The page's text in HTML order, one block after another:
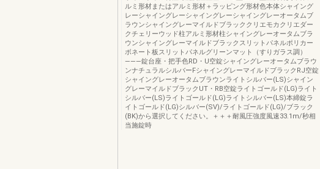
ルミ形材またはアルミ形材＋ラッピング形材色本体シャイング
レーシャイングレーシャイングレーシャイングレーオータムブ
ラウンシャイングレーマイルドブラッククリエモカクリエダー
クチェリーウッド柱アルミ形材柱シャイングレーオータムブラ
ウンシャイングレーマイルドブラックスリットパネルポリカー
ボネート板スリットパネルグリーンマット（すりガラス調）
―――錠台座・把手色RD・U空錠シャイングレーオータムブラウ
ンナチュラルシルバーFシャイングレーマイルドブラックRJ空錠
シャイングレーオータムブラウンライトシルバー(LS)シャイン
グレーマイルドブラックUT・RB空錠ライトゴールド(LG)ライト
シルバー(LS)ライトゴールド(LG)ライトシルバー(LS)本締錠ラ
イトゴールド(LG)シルバー(SV)/ライトゴールド(LG)/ブラック
(BK)から選択してください。＋＋＋耐風圧強度風速33.1m/秒相
当施錠時